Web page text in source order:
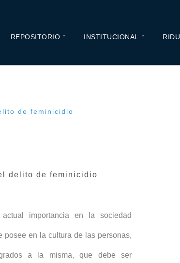
REPOSITORIO INSTITUCIONAL
de feminicidio
delito de feminicidio
importancia en la sociedad
posee en la cultura de las personas,
a la misma, que debe ser